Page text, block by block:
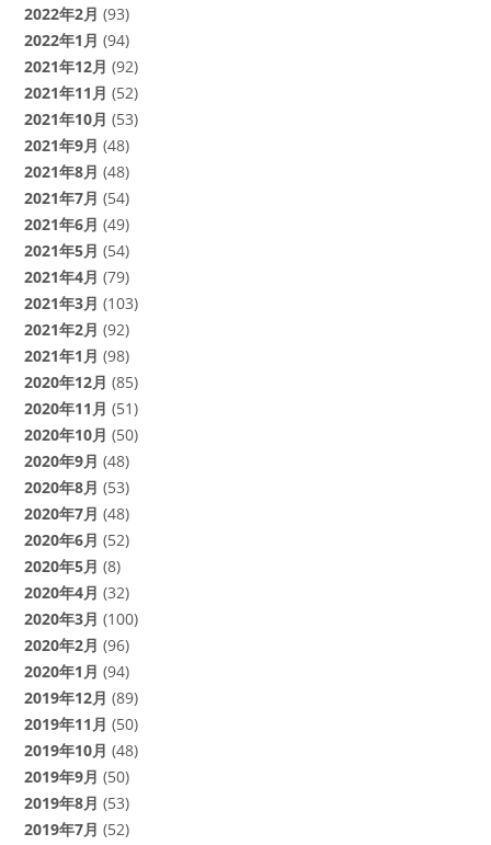
2022年2月 (93)
2022年1月 (94)
2021年12月 (92)
2021年11月 (52)
2021年10月 (53)
2021年9月 (48)
2021年8月 (48)
2021年7月 (54)
2021年6月 (49)
2021年5月 (54)
2021年4月 (79)
2021年3月 (103)
2021年2月 (92)
2021年1月 (98)
2020年12月 (85)
2020年11月 (51)
2020年10月 (50)
2020年9月 (48)
2020年8月 (53)
2020年7月 (48)
2020年6月 (52)
2020年5月 (8)
2020年4月 (32)
2020年3月 (100)
2020年2月 (96)
2020年1月 (94)
2019年12月 (89)
2019年11月 (50)
2019年10月 (48)
2019年9月 (50)
2019年8月 (53)
2019年7月 (52)